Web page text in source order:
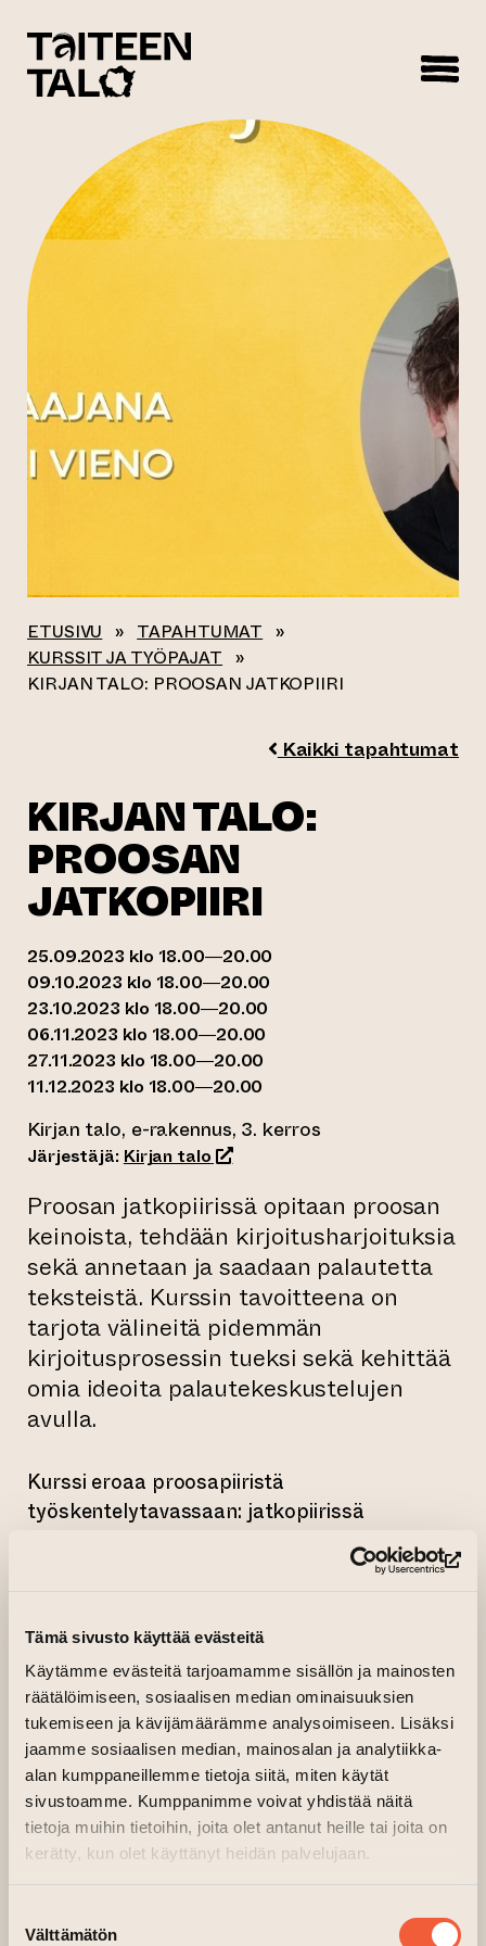
Tämä sivusto käyttää evästeitä
Käytämme evästeitä tarjoamamme sisällön ja mainosten
räätälöimiseen, sosiaalisen median ominaisuuksien
tukemiseen ja kävijämäärämme analysoimiseen. Lisäksi
jaamme sosiaalisen median, mainosalan ja analytiikka-
alan kumppaneillemme tietoja siitä, miten käytät
sivustoamme. Kumppanimme voivat yhdistää näitä
tietoja muihin tietoihin, joita olet antanut heille tai joita on
kerätty, kun olet käyttänyt heidän palvelujaan.
valinta
Välttämätön
ETUSIVU » TAPAHTUMAT »
KURSSIT JA TYÖPAJAT »
KIRJAN TALO: PROOSAN JATKOPIIRI
Kaikki tapahtumat
KIRJAN TALO:
PROOSAN
JATKOPIIRI
25.09.2023 klo 18.00—20.00
09.10.2023 klo 18.00—20.00
23.10.2023 klo 18.00—20.00
06.11.2023 klo 18.00—20.00
27.11.2023 klo 18.00—20.00
11.12.2023 klo 18.00—20.00
Kirjan talo, e-rakennus, 3. kerros
Järjestäjä: Kirjan talo(siirtyy toiseen verkkopalveluun)
Proosan jatkopiirissä opitaan proosan
keinoista, tehdään kirjoitusharjoituksia
sekä annetaan ja saadaan palautetta
teksteistä. Kurssin tavoitteena on
tarjota välineitä pidemmän
kirjoitusprosessin tueksi sekä kehittää
omia ideoita palautekeskustelujen
avulla.
Kurssi eroaa proosapiiristä
työskentelytavassaan: jatkopiirissä
saatetaan alulle ja kehitellään kertojen
välissä yhtä laajempaa kokonaisuutta, kuten
romaania tai novellikokoelmaa. Ennalta
valmista ideaa ei tarvitse olla, eikä
kirjoituspiiriin osallistuminen vaadi erityistä
sitoutumista tai aiempaa kokemusta.
Matalan kynnyksen kurssi sopiikin hyvin sekä
proosapiirin käyneille että kaikille niille, joita
pidemmän tekstin kirjoitusprosessi kiehtoo.
Proosan jatkopiirin ohjaa Petri Vieno. Vieno
on opiskellut luovaa kirjoittamista ja yleistä
kirjallisuustiedettä Turun yliopistolla, toiminut
freelancerina sekä opettanut äidinkieltä ja